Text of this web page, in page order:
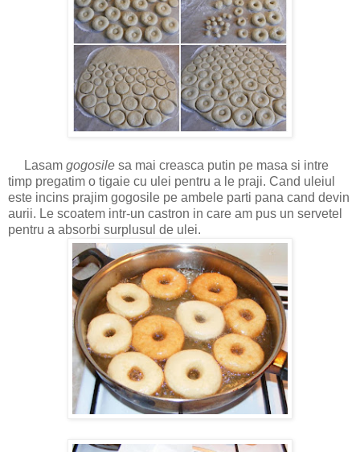
Lasam gogosile sa mai creasca putin pe masa si intre
timp pregatim o tigaie cu ulei pentru a le praji. Cand uleiul
este incins prajim gogosile pe ambele parti pana cand devin
aurii. Le scoatem intr-un castron in care am pus un servetel
pentru a absorbi surplusul de ulei.